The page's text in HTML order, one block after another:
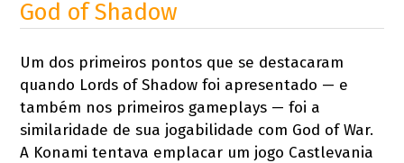
God of Shadow
Um dos primeiros pontos que se destacaram
quando Lords of Shadow foi apresentado — e
também nos primeiros gameplays — foi a
similaridade de sua jogabilidade com God of War.
A Konami tentava emplacar um jogo Castlevania